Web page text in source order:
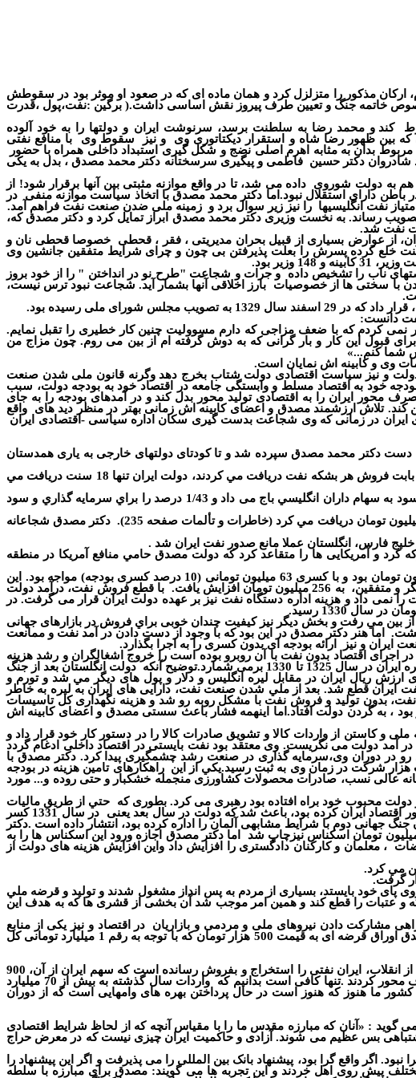
، ارکان مذکور را متزلزل کرد و همان ماده ای که در صعود او موثر بود در سقوطش
خاتمه جنگ و تعیین طرف پیروز نقش اساسی داشت.( برگین :نفت،پول ،قدرت
کند و محمد رضا به سلطنت برسد، سرنوشت ایران و دولتها را به خود آلوده
بین ظهور رضا شاه و استقرار دیکتاتوری وی و نیز سقوط وی
با منافع نفتی
بدان به مثابه اهرم اصلی نضج و شکل گیری استبداد داخلی همراه با حضور
شادروان دکتر حسین فاطمی و پیگیری سرسختانه دکتر محمد مصدق ، بدل به یکی
هم به دولت شوروی
داده می شد، تا در واقع موازنه مثبتی بین آنها برقرار شود! از
باطن دارای استقلال نبود.اما دکتر محمد مصدق با اتخاذ سیاست موازنه منفی
در
را نیز زیر سوال برد و زمینه ملی ضدن صنعت نفت فراهم آمد.
،
نفت شد.
، از عوارض بسیاری از قبیل بحران مدیریتی ، فقر ، قحطی
خصوصا قحطی نان و
خلع کرده پسرش را بعلت پذیرفتن بی چون و چرای شرایط متفقین جانشین وی
ناب را تشخیص داده و جرات و شجاعت "طرح نو در انداختن " را از خود بروز
با سختی ها از خصوصیات
بارز اخلاقی آنها بشمار آید. شجاعت نبود ترس نیست،
، قرار داد که در 29 اسفند سال 1329 به تصویب مجلس شورای ملی رسیده بود.
دانست:
کردم که با ضعف مزاجی که دارم مسوولیت چنین کار خطیری را تقبل نمایم.
قبول این کار و بار گرانی که به دوش گرفته ام از بین می روم. چون مزاج من
شما کنم...»
وی و کابینه اش نمایان است.
دولت و نیز سیاست اقتصادی دولت شتاب بخرج دهد وگرنه قانون ملی شدن صنعت
خود به اقتصاد مسلط و وابستگی جامعه در اقتصاد خود به بودجه دولت، سبب
ایران را به اقتصادی تولید محور بدل کند و در آمدهای بودجه را به جای
کند. تلاش ارزشمند مصدق و اعضای کابینه اش زمانی بهتر در منظر دید های
واقع
ایران در زمانی که وی شجاعت بدست گیری سکان اداره سیاسی -اقتصادی ایران
ملي شدن صنعت نفت در 29 اسفند 1329 در مجلس شوراي ملي به تصويب رسيد و اداره دولت نيز در 12 ارديبهشت 1330 به دست دكتر محمد مصدق سپرده شد و تا کودتای دولتهای خارجی به یاری همدستان
دولت انگلستان با ملي شدن نفت ايران مخالف بود در حالي كه حكومت هاي بحرين، عربستان و عراق به ترتيب 35، 56 و 60 سنت از بابت فروش هر بشكه نفت دريافت مي كردند، دولت ايران تنها 18 سنت دريافت مي
در سال 1327 شركت نفت ايران و انگليس 5/35 درصد از درآمد نفت را به صورت ماليات به دولت انگلستان، 7/8 درصد را به عنوان سود به سهام داران انگليسي باج می داد و 1/43 درصد را براي سرمايه گذاري و سود
دکتر مصدق شجاعانه
فارس، انگلستان عملا مانع صدور نفت ايران شد .
كرد و آمريكايی ها را متقاعد كرد كه دولت مصدق حامي منافع آمريكا در منطقه
و
با كسری 63 ميليون تومانی (10 درصد كسری بودجه) مواجه بود. اين
و متفقین، به 256 ميليون تومان افزایش یافت.
با قطع فروش نفت، درآمد دولت
داد و هزینه اداره دستگاه نفت نیز بر عهده دولت ایران قرار می گرفت. در
از محصول روی زمين از بين مي رفت و بخش ديگر نيز كيفيت چندان خوبی براي فروش در بازارهای جهانی
گشت.
اما هنر دکتر مصدق در این بود که با وجود از دست دادن در آمد نفت و ممانعت
ایران و نیز
ارائه بودجه ای بدون کسری را به اجرا بگذارد.
در اجرای اقتصاد بدون نفت با آن روبرو بوده است را خروج اشغالگران و رشد هزينه
شمارد.توضیح آنکه
دولت انگلستان بعد از جنگ
كرد كه در قبال نرخ برابری ليره انگليس در مقابل پول ديگر كشورها تعهدی ندارد و همين امر باعث كاهش 10 برابری ارزش ريال ايران در مقابل ليره انگليس و دلار و پول های ديگر مي شد و تورم و
نفت ایران قطع شد. بعد از ملي شدن صنعت نفت، دارایی های ايران به ليره به خاطر
نبود، اداره تاسيسات نفت و پرداخت حقوق 74 هزار و 500 كارگر و کارمند شركت نفت، بدون توليد و فروش نفت با مشكل روبه رو شد و هزينه نگهداری كل تاسيسات
برعهده شركت بهره بردار بود ، به گردن دولت افتاد.اما اینهمه فشار باعث سستی مصدق و اعضای کابینه اش
و کاستن از واردات کالا و تشویق صادرات كالا را در دستور كار خود قرار داد و
آمد دولت می نگریست. وی معتقد بود نفت بایستی در اقتصاد داخلی ادغام گردد
رو در دوران وی،سرمايه گذاری در صنعت رشد چشمگيری پيدا كرد. دکتر مصدق با
شركت در زمان وی به ثبت رسيد.يكي از این راهكارهای تامين هزينه در بودجه
عالی نسب، صادرات محصولات کشاورزی منجمله خشکبار و حتی روده و... مورد
محبوب خود براه افتاده بود رهبری می کرد. بطوری که
حتي از طریق ماليات
اقتصاد ایران کرده بود، باعث شد که دولت در سال بعد یعنی
در سال 1331 كسر
جنگ جهانی دوم با شرايط مشابهی آلمان را اداره كرده بود، انتشار داده است .دکتر
اما دكتر مصدق اجازه ورود اين اسكناس ها را به
، معلمان و كاركنان دادگستری را افزایش داد واین افزایش هزینه های دولت از
مي كرد.
گرفت.
پای خود بايستد، بسياری از مردم به پس انداز مشغول شدند و توليد و قرضه ملي
و عتبات را قطع كند و همين امر موجب شد آن بخشی از قشری ها که به هدف این
مشارکت دادن نیروهای ملی و مردمی و بازاریان
در اقتصاد و نیز یکی از منابع
تامین بودجه دولت دانست و از این امر نیز استقبال شایانی شد ،بطوری که آقای حسن شمشیری یکی از بازاریان حامی دولت ملی مصدق اوراق قرضه ای به قیمت 500 هزار تومان که با توجه به رقم 1 میلیارد تومانی کل
انقلاب، ایران نفتی را استخراج و بفروش رسانده است که سهم ایران از ن، 900
محور کردند .تنها کافی است بدانیم که
واردات سال گذشته به بیش از 70 میلیارد
ما هنوز که هنوز است در حال پرداختن بهره های وامهایی است که از دوران
گوید : «آنان که مبارزه مقدس ما را با مقیاس آنچه که از لحاظ شرایط اقتصادی
اشتباهی بس عظیم می شوند. آزادی و حاکمیت ایران چیزی نیست که در معرض حراج
اگر واقع گرا بود، پیشنهاد بانک بین المللی را می پذیرفت و اگر این پیشنهاد را
پیش روی اهل خردند و این تجربه ها می گویند: مصدق برای مبارزه با سلطه